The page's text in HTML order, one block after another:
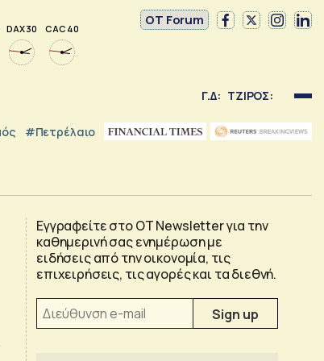
DAX 30 CAC 40
OT Forum
Γ.Δ: ΤΖΙΡΟΣ:
#Πετρέλαιο
Εγγραφείτε στο OT Newsletter για την
καθημερινή σας ενημέρωση με
ειδήσεις από την οικονομία, τις
επιχειρήσεις, τις αγορές και τα διεθνή.